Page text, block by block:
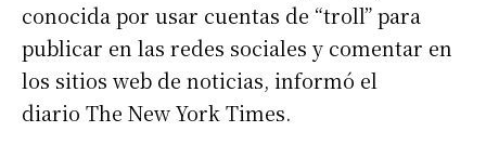
conocida por usar cuentas de “troll” para
publicar en las redes sociales y comentar en
los sitios web de noticias, informó el
diario The New York Times.